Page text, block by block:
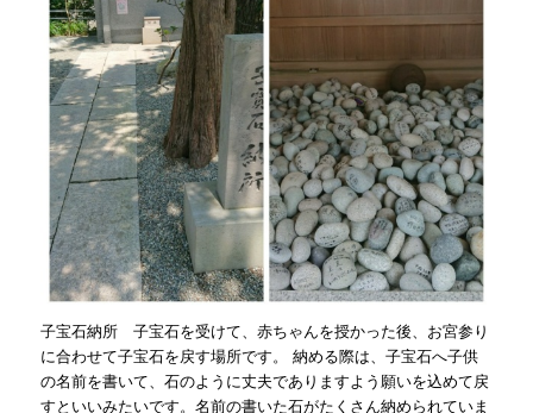
子宝石納所 子宝石を受けて、赤ちゃんを授かった後、お宮参り
に合わせて子宝石を戻す場所です。 納める際は、子宝石へ子供
の名前を書いて、石のように丈夫でありますよう願いを込めて戻
すといいみたいです。名前の書いた石がたくさん納められていま